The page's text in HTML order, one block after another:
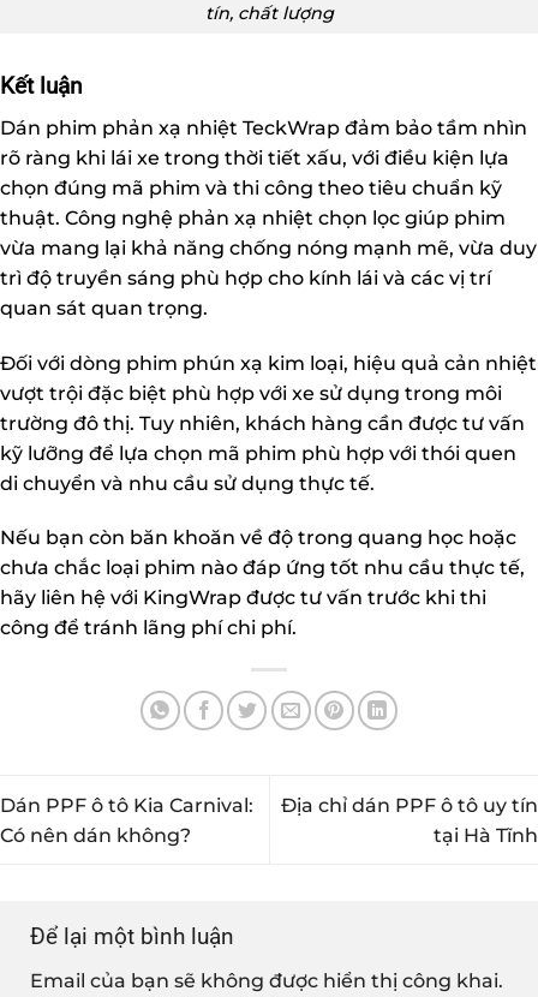
tín, chất lượng
Kết luận
Dán phim phản xạ nhiệt TeckWrap đảm bảo tầm nhìn
rõ ràng khi lái xe trong thời tiết xấu, với điều kiện lựa
chọn đúng mã phim và thi công theo tiêu chuẩn kỹ
thuật. Công nghệ phản xạ nhiệt chọn lọc giúp phim
vừa mang lại khả năng chống nóng mạnh mẽ, vừa duy
trì độ truyền sáng phù hợp cho kính lái và các vị trí
quan sát quan trọng.
Đối với dòng phim phún xạ kim loại, hiệu quả cản nhiệt
vượt trội đặc biệt phù hợp với xe sử dụng trong môi
trường đô thị. Tuy nhiên, khách hàng cần được tư vấn
kỹ lưỡng để lựa chọn mã phim phù hợp với thói quen
di chuyển và nhu cầu sử dụng thực tế.
Nếu bạn còn băn khoăn về độ trong quang học hoặc
chưa chắc loại phim nào đáp ứng tốt nhu cầu thực tế,
hãy liên hệ với KingWrap được tư vấn trước khi thi
công để tránh lãng phí chi phí.
Dán PPF ô tô Kia Carnival:
Có nên dán không?
Địa chỉ dán PPF ô tô uy tín
tại Hà Tĩnh
Để lại một bình luận
Email của bạn sẽ không được hiển thị công khai.